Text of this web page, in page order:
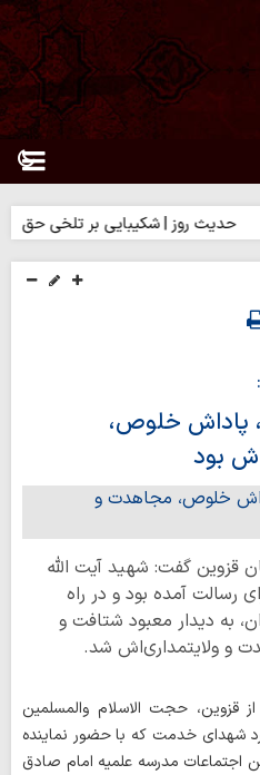
روز | شکیبایی بر تلخی حق
پاداش خلوص،
بود
قزوین گفت: شهید آیت الله
رسالت آمده بود و در راه
به دیدار معبود شتافت و
و ولایتمداری‌اش شد.
از قزوین، حجت الاسلام والمسلمین
شهدای خدمت که با حضور نماینده
اجتماعات مدرسه علمیه امام صادق